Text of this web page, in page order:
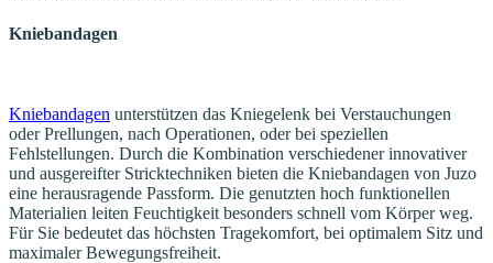
Kniebandagen
Kniebandagen unterstützen das Kniegelenk bei Verstauchungen
oder Prellungen, nach Operationen, oder bei speziellen
Fehlstellungen. Durch die Kombination verschiedener innovativer
und ausgereifter Stricktechniken bieten die Kniebandagen von Juzo
eine herausragende Passform. Die genutzten hoch funktionellen
Materialien leiten Feuchtigkeit besonders schnell vom Körper weg.
Für Sie bedeutet das höchsten Tragekomfort, bei optimalem Sitz und
maximaler Bewegungsfreiheit.